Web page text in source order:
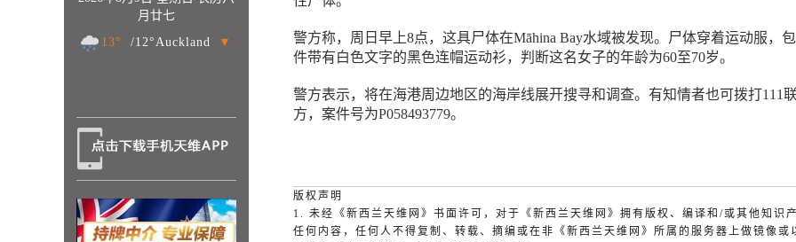
月廿七
13°
/12°Auckland ▼
警方称，周日早上8点，这具尸体在Māhina Bay水域被发现。尸体穿着运动服，
件带有白色文字的黑色连帽运动衫，判断这名女子的年龄为60至70岁。
警方表示，将在海港周边地区的海岸线展开搜寻和调查。有知情者也可拨打111
方，案件号为P058493779。
版权声明
1. 未经《新西兰天维网》书面许可，对于《新西兰天维网》拥有版权、编译和/或其他知识
任何内容，任何人不得复制、转载、摘编或在非《新西兰天维网》所属的服务器上做镜像或